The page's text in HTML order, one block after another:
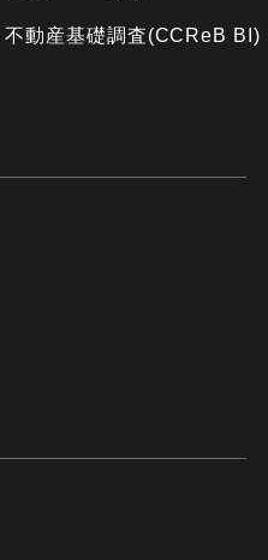
不動産基礎調査(CCReB BI)